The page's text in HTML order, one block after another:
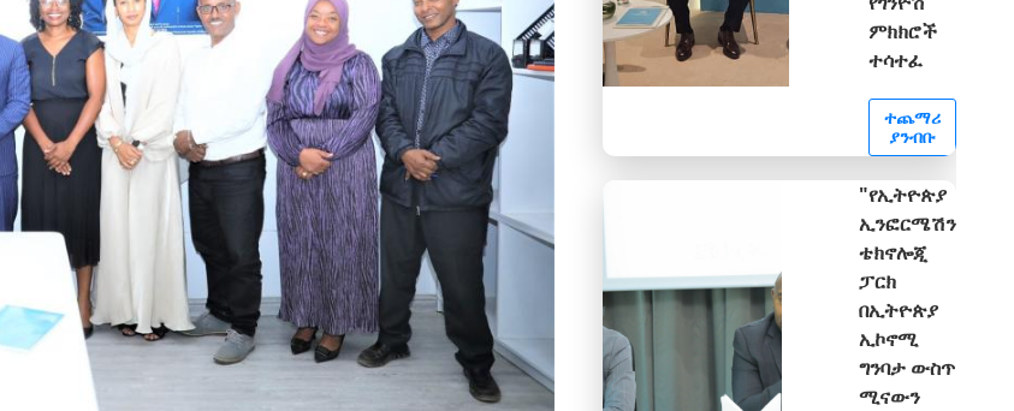
ምክክሮች
ተሳተፈ
ተጨማሪ
ያንብቡ
"የኢትዮጵያ
ኢንፎርሜሽን
ቴክኖሎጂ
ፓርክ
በኢትዮጵያ
ኢኮኖሚ
ግንባታ ውስጥ
ሚናውን